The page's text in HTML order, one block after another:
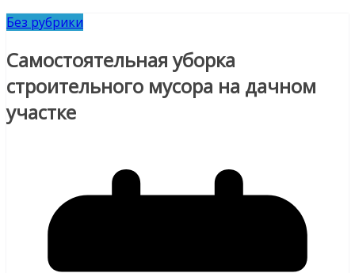
Без рубрики
Самостоятельная уборка
строительного мусора на дачном
участке